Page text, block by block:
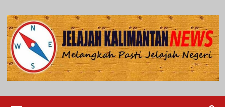
to
content